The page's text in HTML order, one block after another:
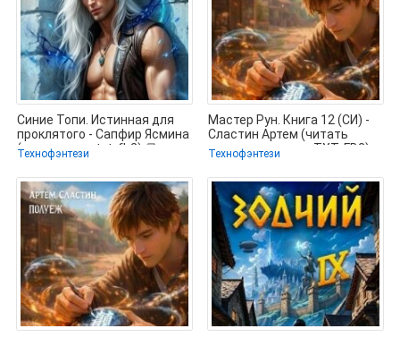
Синие Топи. Истинная для
проклятого - Сапфир Ясмина
(версия книг txt, fb2) 📗
Технофэнтези
Мастер Рун. Книга 12 (СИ) -
Сластин Артем (читать
книги полностью TXT, FB2)
Технофэнтези